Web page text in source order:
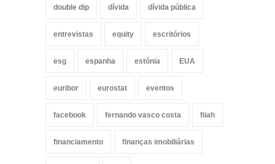
double dip dívida dívida pública
entrevistas equity escritórios
esg espanha estónia EUA
euribor eurostat eventos
facebook fernando vasco costa fiiah
financiamento finanças imobiliárias